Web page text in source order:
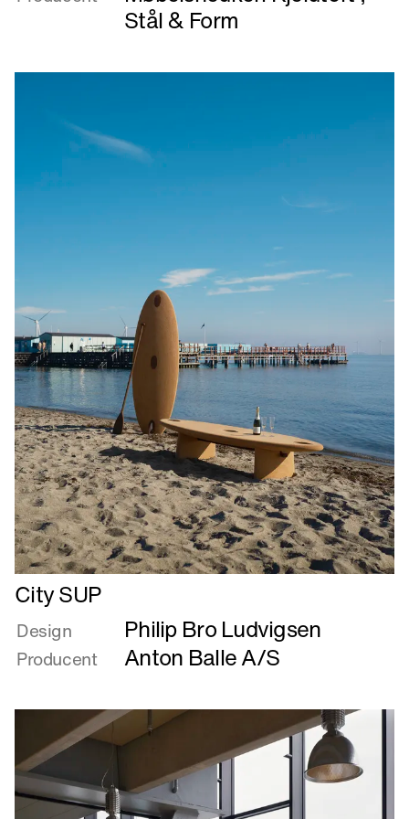
EN
Stål & Form
Læs
mere
om
City
SUP
City SUP
Design Philip Bro Ludvigsen
Producent Anton Balle A/S